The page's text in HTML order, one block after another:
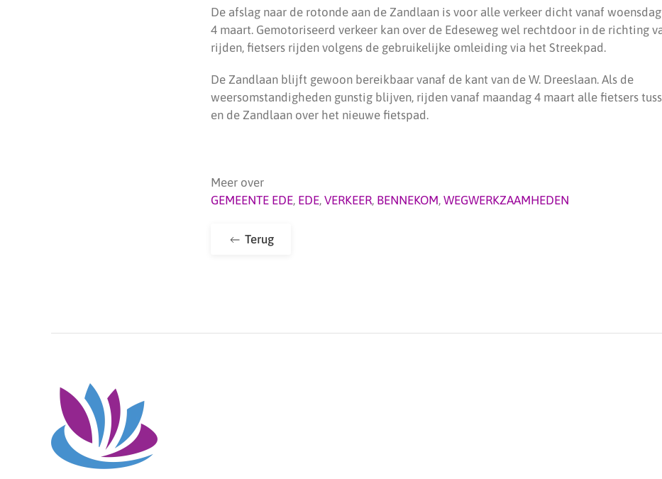
De afslag naar de rotonde aan de Zandlaan is voor alle verkeer dicht vanaf
4 maart. Gemotoriseerd verkeer kan over de Edeseweg wel rechtdoor in de richting
rijden, fietsers rijden volgens de gebruikelijke omleiding via het Streekpad.
De Zandlaan blijft gewoon bereikbaar vanaf de kant van de W. Dreeslaan. Als de
weersomstandigheden gunstig blijven, rijden vanaf maandag 4 maart alle fietsers
en de Zandlaan over het nieuwe fietspad.
Meer over
GEMEENTE EDE, EDE, VERKEER, BENNEKOM, WEGWERKZAAMHEDEN
Terug